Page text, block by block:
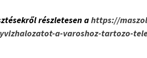
részletesen ahttps://
a-varoshoz-tartozo-